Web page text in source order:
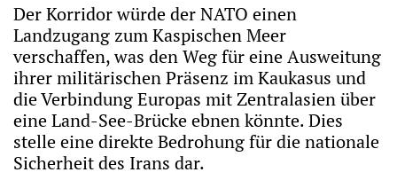
Der Korridor würde der NATO einen
Landzugang zum Kaspischen Meer
verschaffen, was den Weg für eine Ausweitung
ihrer militärischen Präsenz im Kaukasus und
die Verbindung Europas mit Zentralasien über
eine Land-See-Brücke ebnen könnte. Dies
stelle eine direkte Bedrohung für die nationale
Sicherheit des Irans dar.